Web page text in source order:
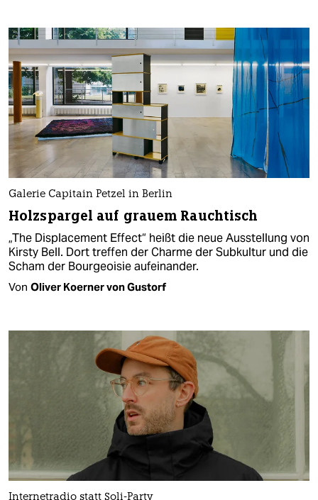
Galerie Capitain Petzel in Berlin
Holzspargel auf grauem Rauchtisch
„The Displacement Effect“ heißt die neue Ausstellung von
Kirsty Bell. Dort treffen der Charme der Subkultur und die
Scham der Bourgeoisie aufeinander.
Von Oliver Koerner von Gustorf
Internetradio statt Soli-Party